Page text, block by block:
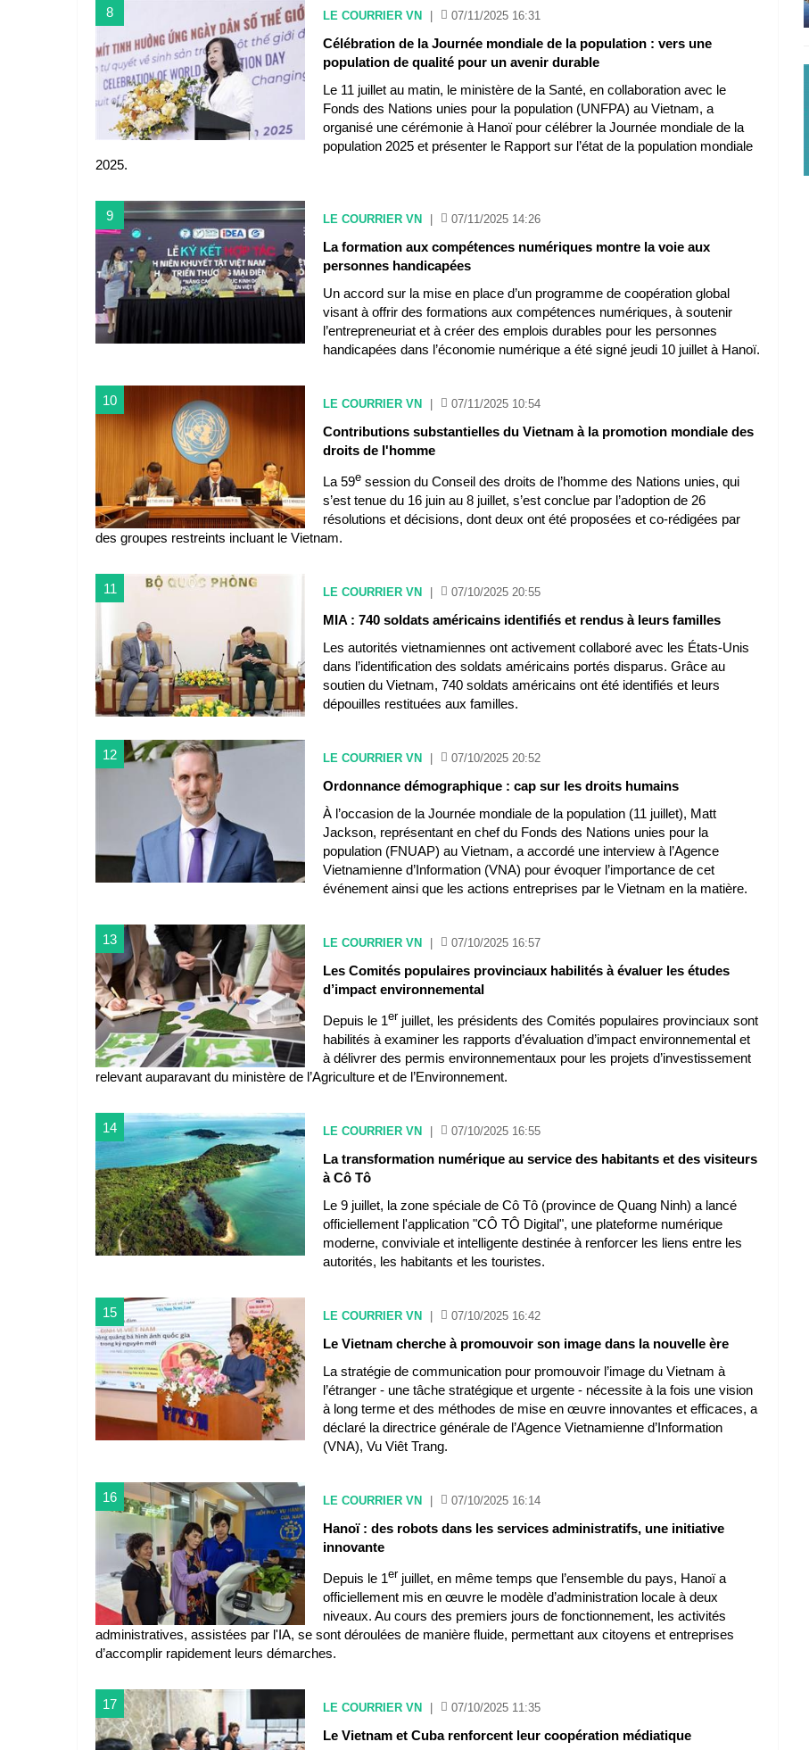
8 LE COURRIER VN 07/11/2025 16:31
Célébration de la Journée mondiale de la population : vers une
population de qualité pour un avenir durable
Le 11 juillet au matin, le ministère de la Santé, en collaboration avec le
Fonds des Nations unies pour la population (UNFPA) au Vietnam, a
organisé une cérémonie à Hanoï pour célébrer la Journée mondiale de la
population 2025 et présenter le Rapport sur l’état de la population mondiale
2025.
9 LE COURRIER VN 07/11/2025 14:26
La formation aux compétences numériques montre la voie aux
personnes handicapées
Un accord sur la mise en place d’un programme de coopération global
visant à offrir des formations aux compétences numériques, à soutenir
l’entrepreneuriat et à créer des emplois durables pour les personnes
handicapées dans l’économie numérique a été signé jeudi 10 juillet à Hanoï.
10 LE COURRIER VN 07/11/2025 10:54
Contributions substantielles du Vietnam à la promotion mondiale des
droits de l'homme
La 59e session du Conseil des droits de l’homme des Nations unies, qui
s’est tenue du 16 juin au 8 juillet, s’est conclue par l’adoption de 26
résolutions et décisions, dont deux ont été proposées et co-rédigées par
des groupes restreints incluant le Vietnam.
11 LE COURRIER VN 07/10/2025 20:55
MIA : 740 soldats américains identifiés et rendus à leurs familles
Les autorités vietnamiennes ont activement collaboré avec les États-Unis
dans l’identification des soldats américains portés disparus. Grâce au
soutien du Vietnam, 740 soldats américains ont été identifiés et leurs
dépouilles restituées aux familles.
12 LE COURRIER VN 07/10/2025 20:52
Ordonnance démographique : cap sur les droits humains
À l’occasion de la Journée mondiale de la population (11 juillet), Matt
Jackson, représentant en chef du Fonds des Nations unies pour la
population (FNUAP) au Vietnam, a accordé une interview à l’Agence
Vietnamienne d’Information (VNA) pour évoquer l’importance de cet
événement ainsi que les actions entreprises par le Vietnam en la matière.
13 LE COURRIER VN 07/10/2025 16:57
Les Comités populaires provinciaux habilités à évaluer les études
d’impact environnemental
Depuis le 1er juillet, les présidents des Comités populaires provinciaux sont
habilités à examiner les rapports d’évaluation d’impact environnemental et
à délivrer des permis environnementaux pour les projets d’investissement
relevant auparavant du ministère de l’Agriculture et de l’Environnement.
14 LE COURRIER VN 07/10/2025 16:55
La transformation numérique au service des habitants et des visiteurs
à Cô Tô
Le 9 juillet, la zone spéciale de Cô Tô (province de Quang Ninh) a lancé
officiellement l'application "CÔ TÔ Digital", une plateforme numérique
moderne, conviviale et intelligente destinée à renforcer les liens entre les
autorités, les habitants et les touristes.
15 LE COURRIER VN 07/10/2025 16:42
Le Vietnam cherche à promouvoir son image dans la nouvelle ère
La stratégie de communication pour promouvoir l’image du Vietnam à
l’étranger - une tâche stratégique et urgente - nécessite à la fois une vision
à long terme et des méthodes de mise en œuvre innovantes et efficaces, a
déclaré la directrice générale de l’Agence Vietnamienne d’Information
(VNA), Vu Viêt Trang.
16 LE COURRIER VN 07/10/2025 16:14
Hanoï : des robots dans les services administratifs, une initiative
innovante
Depuis le 1er juillet, en même temps que l’ensemble du pays, Hanoï a
officiellement mis en œuvre le modèle d’administration locale à deux
niveaux. Au cours des premiers jours de fonctionnement, les activités
administratives, assistées par l'IA, se sont déroulées de manière fluide, permettant aux citoyens et entreprises
d’accomplir rapidement leurs démarches.
17 LE COURRIER VN 07/10/2025 11:35
Le Vietnam et Cuba renforcent leur coopération médiatique